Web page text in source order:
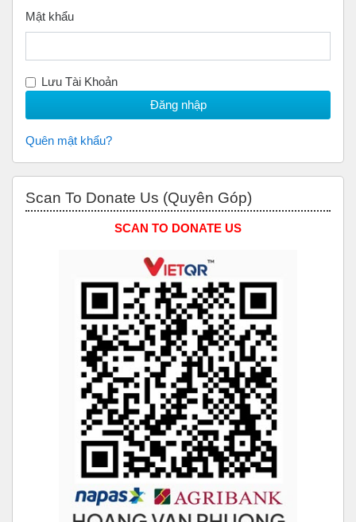
Mật khẩu
Lưu Tài Khoản
Quên mật khẩu?
Scan To Donate Us (Quyên Góp)
SCAN TO DONATE US